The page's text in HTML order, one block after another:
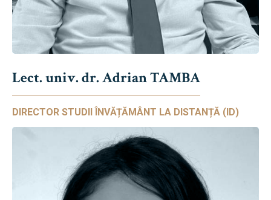
Lect. univ. dr. Adrian TAMBA
DIRECTOR STUDII ÎNVĂȚĂMÂNT LA DISTANȚĂ (ID)